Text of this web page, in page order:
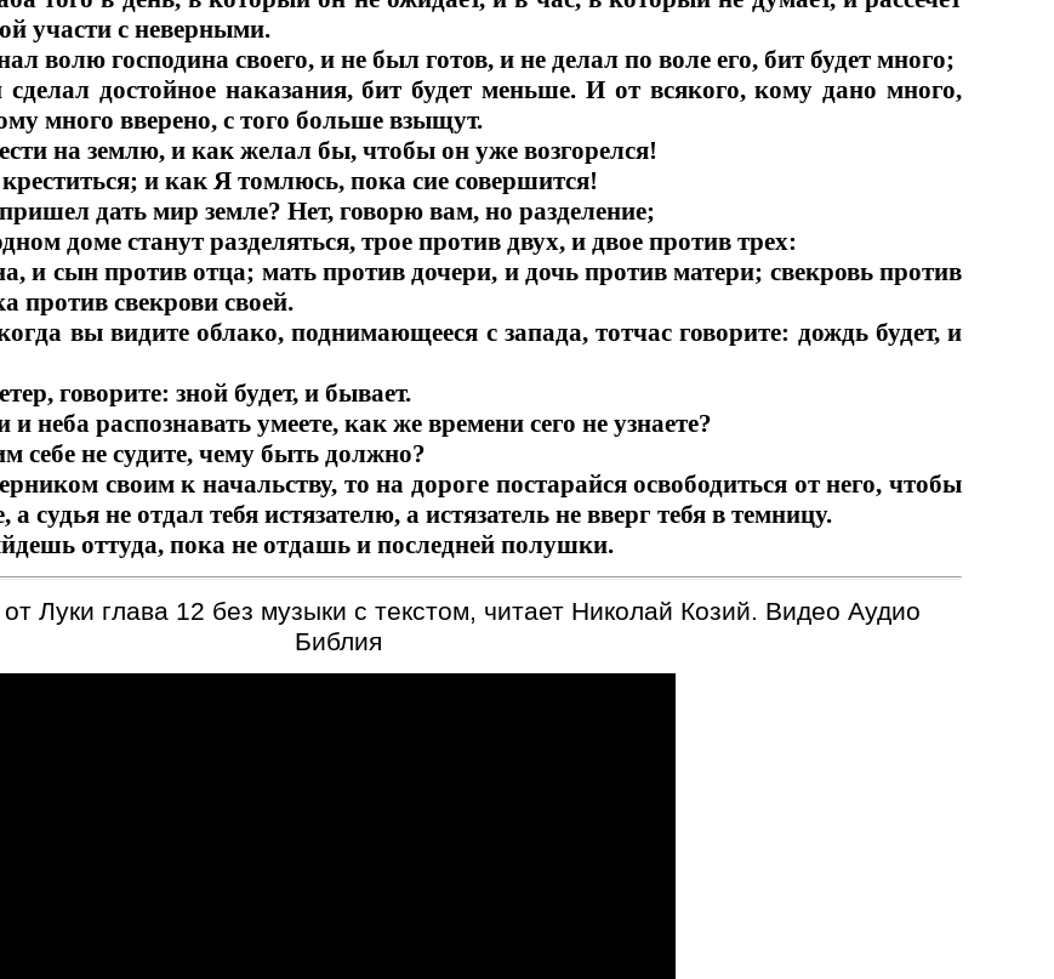
участи с неверными.
волю господина своего, и не был готов, и не делал по воле его, бит будет много;
достойное наказания, бит будет меньше. И от всякого, кому дано много,
много вверено, с того больше взыщут.
на землю, и как желал бы, чтобы он уже возгорелся!
и как Я томлюсь, пока сие совершится!
дать мир земле? Нет, говорю вам, но разделение;
доме станут разделяться, трое против двух, и двое против трех:
и сын против отца; мать против дочери, и дочь против матери; свекровь против
против свекрови своей.
вы видите облако, поднимающееся с запада, тотчас говорите: дождь будет, и
говорите: зной будет, и бывает.
неба распознавать умеете, как же времени сего не узнаете?
себе не судите, чему быть должно?
своим к начальству, то на дороге постарайся освободиться от него, чтобы
а судья не отдал тебя истязателю, а истязатель не вверг тебя в темницу.
оттуда, пока не отдашь и последней полушки.
Луки глава 12 без музыки с текстом, читает Николай Козий. Видео Аудио
Библия